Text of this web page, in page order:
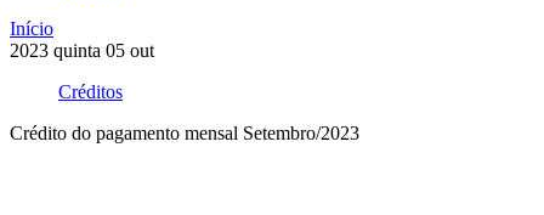
Início
2023 quinta 05 out
Créditos
Crédito do pagamento mensal Setembro/2023